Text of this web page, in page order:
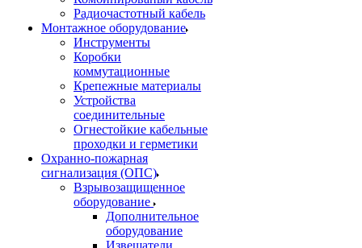
Радиочастотный кабель
Монтажное оборудование
Инструменты
Коробки
коммутационные
Крепежные материалы
Устройства
соединительные
Огнестойкие кабельные
проходки и герметики
Охранно-пожарная
сигнализация (ОПС)
Взрывозащищенное
оборудование
Дополнительное
оборудование
Извещатели